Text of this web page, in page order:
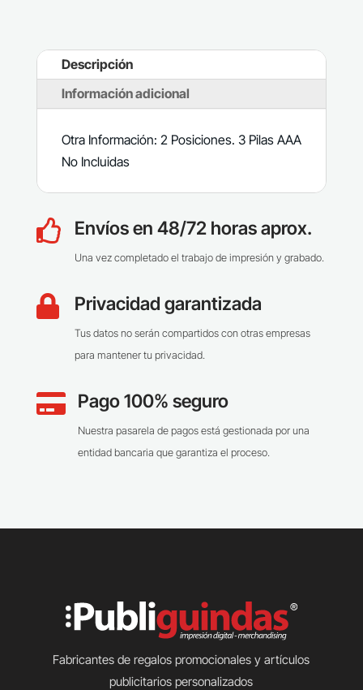
Descripción
Información adicional
Otra Información: 2 Posiciones. 3 Pilas AAA
No Incluidas
 Envíos en 48/72 horas aprox.
Una vez completado el trabajo de impresión y grabado.
 Privacidad garantizada
Tus datos no serán compartidos con otras empresas
para mantener tu privacidad.
 Pago 100% seguro
Nuestra pasarela de pagos está gestionada por una
entidad bancaria que garantiza el proceso.
Fabricantes de regalos promocionales y artículos
publicitarios personalizados